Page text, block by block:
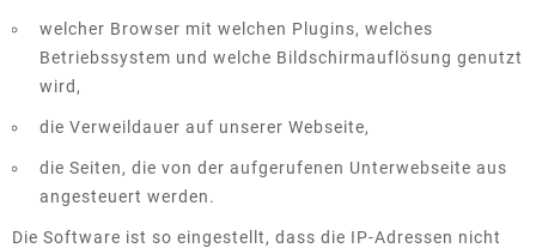
welcher Browser mit welchen Plugins, welches
Betriebssystem und welche Bildschirmauflösung genutzt
wird,
die Verweildauer auf unserer Webseite,
die Seiten, die von der aufgerufenen Unterwebseite aus
angesteuert werden.
Die Software ist so eingestellt, dass die IP-Adressen nicht